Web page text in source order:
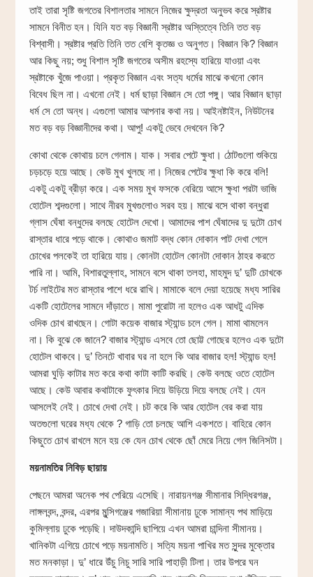
তাই তারা সৃষ্টি জগতের বিশালতার সামনে নিজের ক্ষুদ্রতা অনুভব করে স্রষ্টার
সামনে বিনীত হন। যিনি যত বড় বিজ্ঞানী স্রষ্টার অস্তিত্বে তিনি তত বড়
বিশ্বাসী। স্রষ্টার প্রতি তিনি তত বেশি কৃতজ্ঞ ও অনুগত। বিজ্ঞান কি? বিজ্ঞান
আর কিছু নয়; শুধু বিশাল সৃষ্টি জগতের অসীম রহস্যে হারিয়ে যাওয়া এবং
স্রষ্টাকে খুঁজে পাওয়া। প্রকৃত বিজ্ঞান এবং সত্য ধর্মের মাঝে কখনো কোন
বিবেধ ছিল না। এখনো নেই। ধর্ম ছাড়া বিজ্ঞান সে তো পঙ্গু। আর বিজ্ঞান ছাড়া
ধর্ম সে তো অন্ধ। এগুলো আমার আপনার কথা নয়। আইনষ্টাইন, নিউটনের
মত বড় বড় বিজ্ঞানীদের কথা। আপু! একটু ভেবে দেখবেন কি?
কোথা থেকে কোথায় চলে গেলাম। যাক। সবার পেটে ক্ষুধা। ঠোটগুলো শুকিয়ে
চড়চড়ে হয়ে আছে। কেউ মুখ খুলছে না। নিজের পেটের ক্ষুধা কি করে বলি!
একটু একটু ব্রীড়া করে। এক সময় মুখ ফসকে বেরিয়ে আসে ক্ষুধা পরটা ভাজি
হোটেল শব্দগুলো। সাথে নীরব মুখগুলোও সরব হয়। মাঝে বসে থাকা বন্ধুরা
গ্লাস ঘেঁষা বন্ধুদের বলছে হোটেল দেখো। আমাদের পাশ ঘেঁষাদের দু দুটো চোখ
রাস্তার ধারে পড়ে থাকে। কোথাও জমাট বদ্ধ কোন দোকান পাট দেখা গেলে
চোখের পলকেই তা হারিয়ে যায়। কোনটা হোটেল কোনটা দোকান ঠাহর করতে
পারি না। আমি, বিশারতুল্লাহ, সামনে বসে থাকা তলহা, মাহমুদ দু’ দুটি চোখকে
টর্চ লাইটের মত রাস্তার পাশে ধরে রাখি। মামাকে বলে দেয়া হয়েছে মধ্য সারির
একটি হোটেলের সামনে দাঁড়াতে। মামা পুরোটা না হলেও এক আধটু এদিক
ওদিক চোখ রাখছেন। গোটা কয়েক বাজার স্ট্যান্ড চলে গেল। মামা থামলেন
না। কি বুঝে কে জানে? বাজার স্ট্যান্ড এসবে তো ছোট্ট গোছের হলেও এক দুটো
হোটেল থাকবে। দু’ তিনটে খাবার ঘর না হলে কি আর বাজার হল! স্ট্যান্ড হল!
আমরা ঘুড়ি কাটার মত করে কথা কাটা কাটি করছি। কেউ বলছে ওতে হোটেল
আছে। কেউ আবার কথাটাকে ফুৎকার দিয়ে উড়িয়ে দিয়ে বলছে নেই। যেন
আসলেই নেই। চোখে দেখা নেই। চট করে কি আর হোটেল বের করা যায়
অতগুলো ঘরের মধ্য থেকে ? গাড়ি তো চলছে আশি একশতে। বাহিরে কোন
কিছুতে চোখ রাখলে মনে হয় কে যেন চোখ থেকে ছোঁ মেরে নিয়ে গেল জিনিসটা।
ময়নামতির নিবিড় ছায়ায়
পেছনে আমরা অনেক পথ পেরিয়ে এসেছি। নারায়নগঞ্জ সীমানার সিদ্ধিরগঞ্জ,
লাঙ্গলবন্দ, বন্দর, এরপর মুন্সিগঞ্জের গজারিয়া সীমানায় ঢুকে সামান্য পথ মাড়িয়ে
কুমিল্লায় ঢুকে পড়েছি। দাউদকান্দি ছাপিয়ে এখন আমরা চান্দিনা সীমানয়।
খানিকটা এগিয়ে চোখে পড়ে ময়নামতি। সত্যি ময়না পাখির মত সুন্দর মুক্তোর
মত মনকাড়া। দু’ ধারে উঁচু নিচু সারি সারি পাহাড়ী টিলা। তার উপরে ঘন